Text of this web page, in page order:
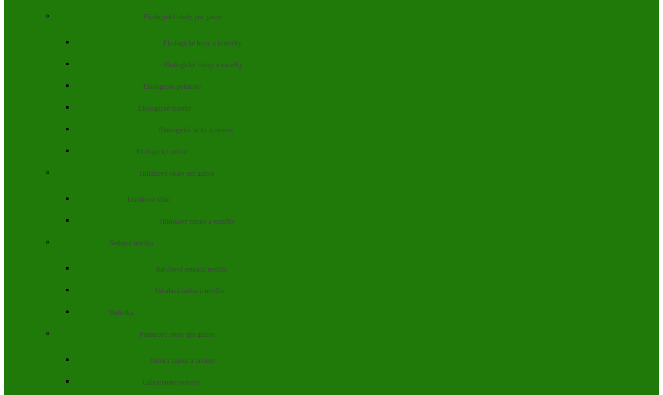
Ekologické obaly pre gastro
Ekologické boxy a krabičky
Ekologické misky a vaničky
Ekologické poháriky
Ekologické slamky
Ekologické tácky a taniere
Ekologický príbor
Hliníkové obaly pre gastro
Hliníkové fólie
Hliníkové misky a vaničky
Netkaná textília
Kotúčová netkaná textília
Skladaná netkaná textília
Vedierka
Papierové obaly pre gastro
Baliaci papier a prírezy
Cukrárenské potreby